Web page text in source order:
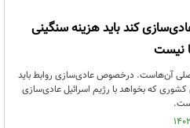
کند باید هزینه سنگینی
نیست
آن‌هاست. درخصوص عادی‌سازی روابط باید
کشوری که بخواهد با رژیم اسرائیل عادی‌سازی